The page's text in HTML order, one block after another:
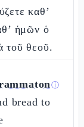
καθ’
ἡμῶν ὁ
τοῦ θεοῦ.
ⓘ
bread to